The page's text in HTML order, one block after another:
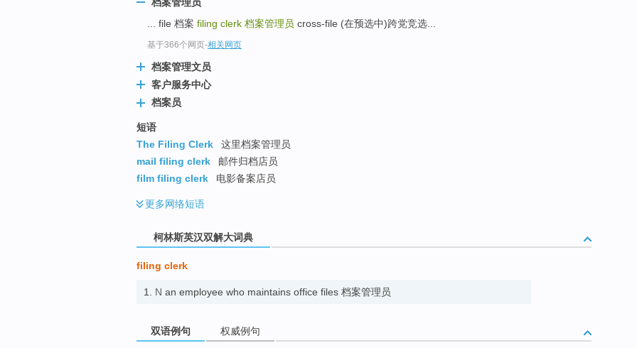
... file 档案 filing clerk 档案管理员 cross-file (在预选中)跨党竞选...
基于366个网页-相关网页
档案管理文员
客户服务中心
档案员
短语
The Filing Clerk
这里档案管理员
mail filing clerk
邮件归档店员
film filing clerk
电影备案店员
更多网络短语
柯林斯英汉双解大词典
filing clerk
1. N an employee who maintains office files 档案管理员
双语例句 权威例句